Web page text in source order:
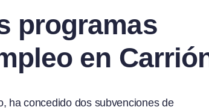
programas
en
ha concedido dos subvenciones de